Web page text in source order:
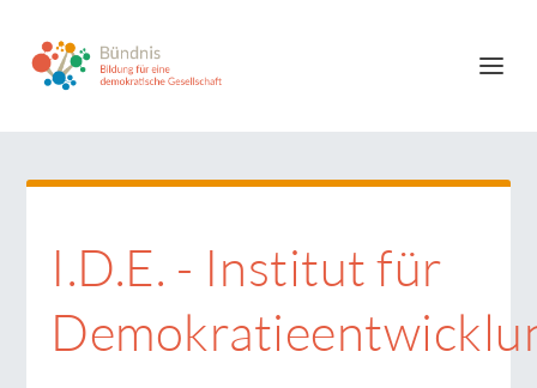
I.D.E. - Institut für